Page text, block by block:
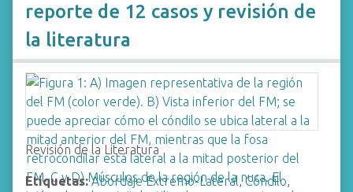
reporte de 12 casos y revisión de
la literatura
Revisión de la Literatura
Etiquetas: Abordaje Extremo-Lateral,Cóndilo,